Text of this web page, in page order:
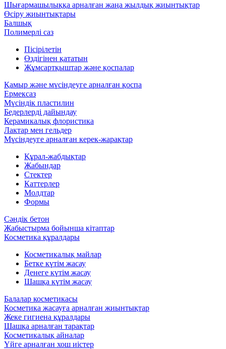
Шығармашылыққа арналған жаңа жылдық жиынтықтар
Өсіру жиынтықтары
Балшық
Полимерлі саз
Пісірілетін
Өздігінен қататын
Жұмсартқыштар және қоспалар
Қамыр және мүсіндеуге арналған қоспа
Ермексаз
Мүсіндік пластилин
Бедерлерді дайындау
Керамикалық флористика
Лактар мен гельдер
Мүсіндеуге арналған керек-жарақтар
Құрал-жабдықтар
Жабындар
Стектер
Каттерлер
Молдтар
Формы
Сәндік бетон
Жабыстырма бойынша кітаптар
Косметика құралдары
Косметикалық майлар
Бетке күтім жасау
Денеге күтім жасау
Шашқа күтім жасау
Балалар косметикасы
Косметика жасауға арналған жиынтықтар
Жеке гигиена құралдары
Шашқа арналған тарақтар
Косметикалық айналар
Үйге арналған хош иістер